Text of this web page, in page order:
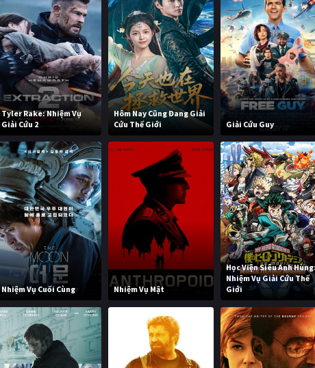
Tyler Rake: Nhiệm Vụ
Giải Cứu 2
Hôm Nay Cũng Đang Giải
Cứu Thế Giới
Giải Cứu Guy
Nhiệm Vụ Cuối Cùng Nhiệm Vụ Mật
Học Viện Siêu Anh Hùng:
Nhiệm Vụ Giải Cứu Thế
Giới